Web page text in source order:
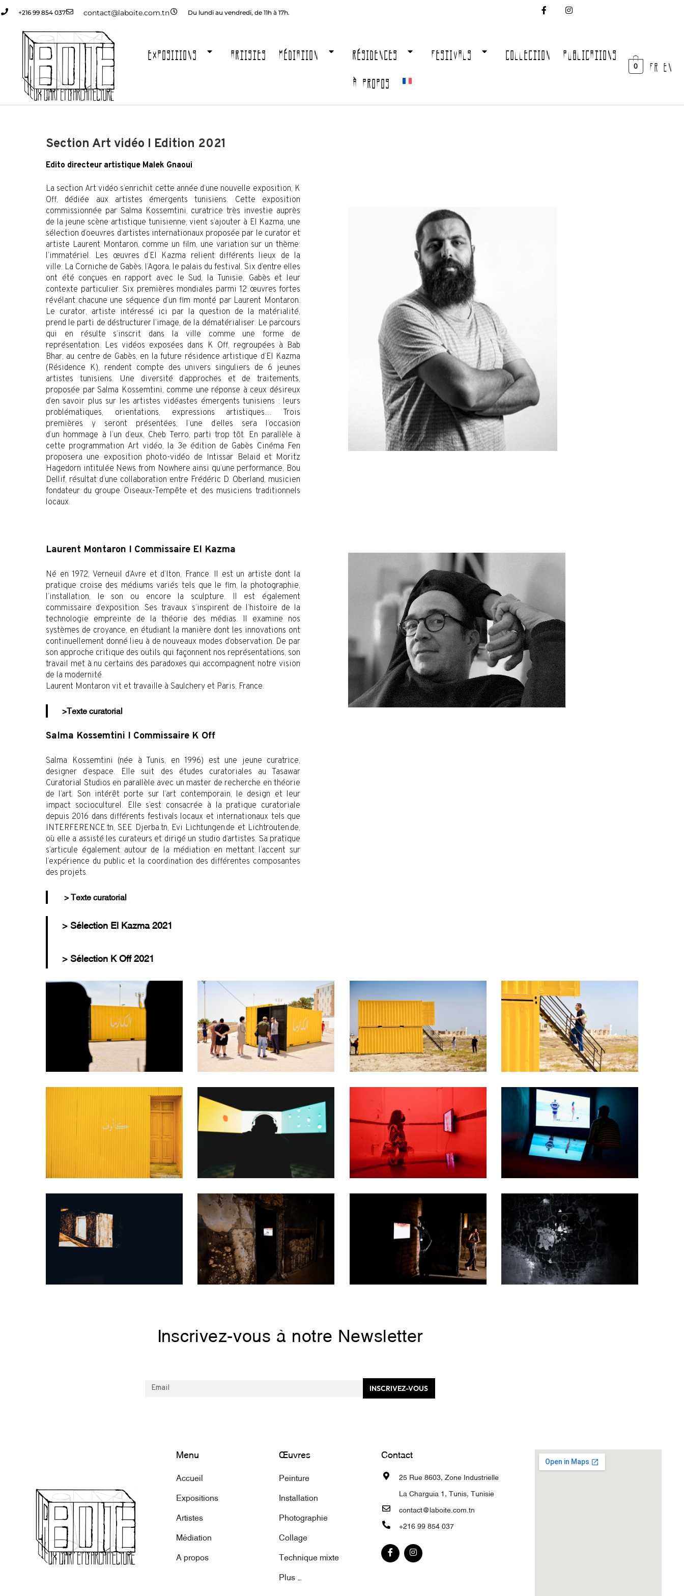
+216 99 854 037 contact@laboite.com.tn Du lundi au vendredi, de 11h à 17h.
EXPOSITIONS ARTISTES MÉDIATION RÉSIDENCES FESTIVALS COLLECTION PUBLICATIONS
À PROPOS
0 FR EN
Section Art vidéo I Edition 2021
Edito directeur artistique Malek Gnaoui
La section Art vidéo s’enrichit cette année d’une nouvelle exposition, K
Off, dédiée aux artistes émergents tunisiens. Cette exposition
commissionnée par Salma Kossemtini, curatrice très investie auprès
de la jeune scène artistique tunisienne, vient s’ajouter à El Kazma, une
sélection d’oeuvres d’artistes internationaux proposée par le curator et
artiste Laurent Montaron, comme un film, une variation sur un thème:
l’immatériel. Les œuvres d’El Kazma relient différents lieux de la
ville: La Corniche de Gabès, l’Agora, le palais du festival. Six d’entre elles
ont été conçues en rapport avec le Sud, la Tunisie, Gabès et leur
contexte particulier. Six premières mondiales parmi 12 œuvres fortes
révélant chacune une séquence d’un flm monté par Laurent Montaron.
Le curator, artiste intéressé ici par la question de la matérialité,
prend le parti de déstructurer l’image, de la dématérialiser. Le parcours
qui en résulte s’inscrit dans la ville comme une forme de
représentation. Les vidéos exposées dans K Off, regroupées à Bab
Bhar, au centre de Gabès, en la future résidence artistique d’El Kazma
(Résidence K), rendent compte des univers singuliers de 6 jeunes
artistes tunisiens. Une diversité d’approches et de traitements,
proposée par Salma Kossemtini, comme une réponse à ceux désireux
d’en savoir plus sur les artistes vidéastes émergents tunisiens : leurs
problématiques, orientations, expressions artistiques… Trois
premières y seront présentées; l’une d’elles sera l’occasion
d’un hommage à l’un d’eux, Cheb Terro, parti trop tôt. En parallèle à
cette programmation Art vidéo, la 3e édition de Gabès Cinéma Fen
proposera une exposition photo-vidéo de Intissar Belaid et Moritz
Hagedorn intitulée News from Nowhere ainsi qu’une performance, Bou
Dellif, résultat d’une collaboration entre Frédéric D. Oberland, musicien
fondateur du groupe Oiseaux-Tempête et des musiciens traditionnels
locaux.
Laurent Montaron I Commissaire El Kazma
Né en 1972, Verneuil d’Avre et d’Iton, France. Il est un artiste dont la
pratique croise des médiums variés tels que le flm, la photographie,
l’installation, le son ou encore la sculpture. Il est également
commissaire d’exposition. Ses travaux s’inspirent de l’histoire de la
technologie empreinte de la théorie des médias. Il examine nos
systèmes de croyance, en étudiant la manière dont les innovations ont
continuellement donné lieu à de nouveaux modes d’observation. De par
son approche critique des outils qui façonnent nos représentations, son
travail met à nu certains des paradoxes qui accompagnent notre vision
de la modernité.
Laurent Montaron vit et travaille à Saulchery et Paris, France.
>Texte curatorial
Salma Kossemtini I Commissaire K Off
Salma Kossemtini (née à Tunis, en 1996) est une jeune curatrice,
designer d’espace. Elle suit des études curatoriales au Tasawar
Curatorial Studios en parallèle avec un master de recherche en théorie
de l’art. Son intérêt porte sur l’art contemporain, le design et leur
impact socioculturel. Elle s’est consacrée à la pratique curatoriale
depuis 2016 dans différents festivals locaux et internationaux tels que
INTERFERENCE.tn, SEE Djerba.tn, Evi Lichtungen.de et Lichtrouten.de,
où elle a assisté les curateurs et dirigé un studio d’artistes. Sa pratique
s’articule également autour de la médiation en mettant l’accent sur
l’expérience du public et la coordination des différentes composantes
des projets.
> Texte curatorial
> Sélection El Kazma 2021
> Sélection K Off 2021
Inscrivez-vous à notre Newsletter
INSCRIVEZ-VOUS
Menu
Accueil
Expositions
Artistes
Médiation
A propos
Œuvres
Peinture
Installation
Photographie
Collage
Technique mixte
Plus ...
Contact
25 Rue 8603, Zone Industrielle
La Charguia 1, Tunis, Tunisie
contact@laboite.com.tn
+216 99 854 037